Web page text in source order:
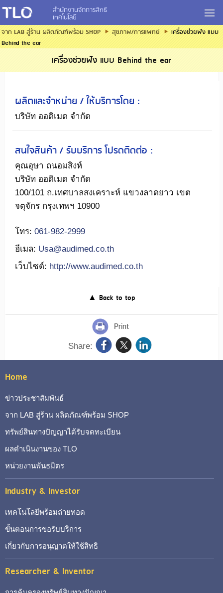
สำนักงานจัดการสิทธิ
เทคโนโลยี
จาก LAB สู่ร้าน ผลิตภัณฑ์พร้อม SHOP
สุขภาพ/การแพทย์
เครื่องช่วยฟัง แบบ
Behind the ear
เครื่องช่วยฟัง แบบ Behind the ear
ผลิตและจำหน่าย / ให้บริการโดย :
บริษัท ออดิเมด จำกัด
สนใจสินค้า / รับบริการ โปรดติดต่อ :
คุณอุษา ถนอมสิงห์
บริษัท ออดิเมด จำกัด
100/101 ถ.เทศบาลสงเคราะห์ แขวงลาดยาว เขต
จตุจักร กรุงเทพฯ 10900
โทร:061-982-2999
อีเมล: Usa@audimed.co.th
เว็บไซต์: http://www.audimed.co.th
▲ Back to top
Print
Share:
Home
ข่าวประชาสัมพันธ์
จาก LAB สู่ร้าน ผลิตภัณฑ์พร้อม SHOP
ทรัพย์สินทางปัญญาได้รับจดทะเบียน
ผลดำเนินงานของ TLO
หน่วยงานพันธมิตร
Industry & Investor
เทคโนโลยีพร้อมถ่ายทอด
ขั้นตอนการขอรับบริการ
เกี่ยวกับการอนุญาตให้ใช้สิทธิ
Researcher & Inventor